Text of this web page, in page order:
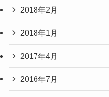
2018年2月
2018年1月
2017年4月
2016年7月